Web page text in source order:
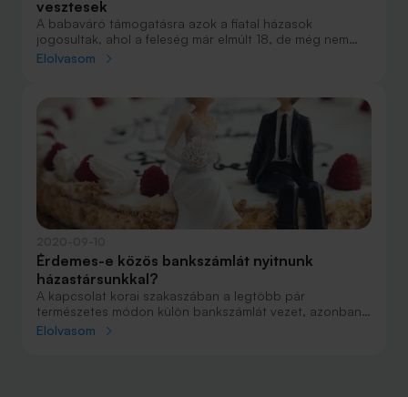
vesztesek
A babaváró támogatásra azok a fiatal házasok
jogosultak, ahol a feleség már elmúlt 18, de még nem
töltötte be a 41. életévét. Ez a leírás sok párra igaz, de
babaváró hitel buktatói.
Elolvasom
Érdemes-e közös bankszámlát nyitnunk
házastársunkkal?
A kapcsolat korai szakaszában a legtöbb pár
természetes módon külön bankszámlát vezet, azonban
a házasságot követően már nem csak a közös
Elolvasom